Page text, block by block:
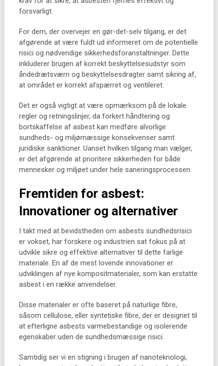
forsvarligt.
For dem, der overvejer en gør-det-selv tilgang, er det
afgørende at være fuldt ud informeret om de potentielle
risici og nødvendige sikkerhedsforanstaltninger. Dette
inkluderer brugen af korrekt beskyttelsesudstyr som
åndedrætsværn og beskyttelsesdragter samt sikring af,
at området er korrekt afspærret og ventileret.
Det er også vigtigt at være opmærksom på de lokale
regler og retningslinjer, da forkert håndtering og
bortskaffelse af asbest kan medføre alvorlige
sundheds- og miljømæssige konsekvenser samt
juridiske sanktioner. Uanset hvilken tilgang man vælger,
er det afgørende at prioritere sikkerheden for både
mennesker og miljøet under hele saneringsprocessen.
Fremtiden for asbest:
Innovationer og alternativer
I takt med at bevidstheden om asbests sundhedsrisici
er vokset, har forskere og industrien sat fokus på at
udvikle sikre og effektive alternativer til dette farlige
materiale. En af de mest lovende innovationer er
udviklingen af nye kompositmaterialer, som kan erstatte
asbest i en række anvendelser.
Disse materialer er ofte baseret på naturlige fibre,
såsom cellulose, eller syntetiske fibre, der er designet til
at efterligne asbests varmebestandige og isolerende
egenskaber uden de sundhedsmæssige risici.
Samtidig ser vi en stigning i brugen af nanoteknologi,